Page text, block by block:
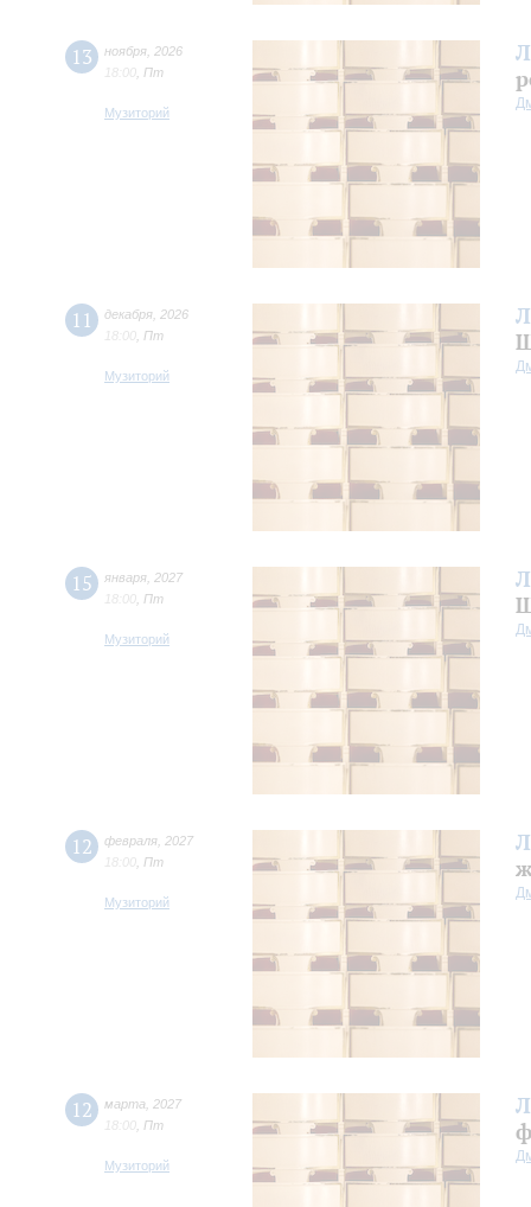
13 ноября 2026
18:00 Пт
Музиторий
11 декабря 2026
18:00 Пт
Музиторий
15 января 2027
18:00 Пт
Музиторий
12 февраля 2027
18:00 Пт
Музиторий
12 марта
2027
18:00 Пт
Музиторий